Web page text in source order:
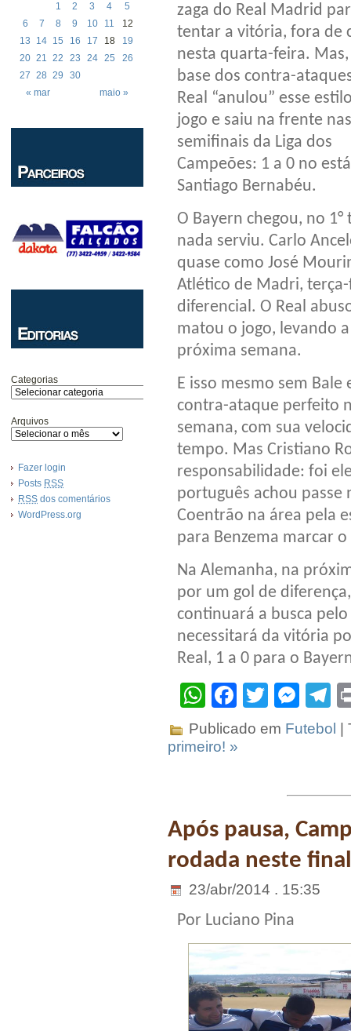
« mar maio »
1 2 3 4
5
6
7 8 9 10 11
12
13
14 15 16 17 18
19
20 21 22 23 24 25
26
27
28 29 30
Categorias
Arquivos
Fazer login
Posts RSS
RSS dos comentários
WordPress.org
zaga do Real Madrid
tentar a vitória, fora de
nesta quarta-feira.
base dos contra-
Real “anulou” esse
jogo e saiu na frente nas
semifinais da Liga dos
Campeões: 1 a 0 no
Santiago Bernabéu.
O Bayern chegou, no
nada serviu. Carlo
quase como José
Atlético de Madri,
diferencial. O Real
matou o jogo, levando
próxima semana.
E isso mesmo sem
contra-ataque perfeito
semana, com sua
tempo. Mas Cristiano
responsabilidade: foi
português achou passe
Coentrão na área pela
para Benzema marcar
Na Alemanha, na
por um gol de
continuará a busca pelo
necessitará da vitória
Real, 1 a 0 para o
WhatsApp
Facebook
Twitter
Publicado em Futebol
|
primeiro! »
Após pausa,
rodada neste
23/abr/2014 . 15:35
Por Luciano Pina